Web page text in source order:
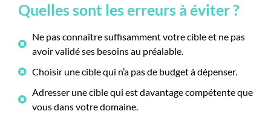
Quelles sont les erreurs à éviter ?
Ne pas connaître suffisamment votre cible et ne pas
avoir validé ses besoins au préalable.
Choisir une cible qui n’a pas de budget à dépenser.
Adresser une cible qui est davantage compétente que
vous dans votre domaine.